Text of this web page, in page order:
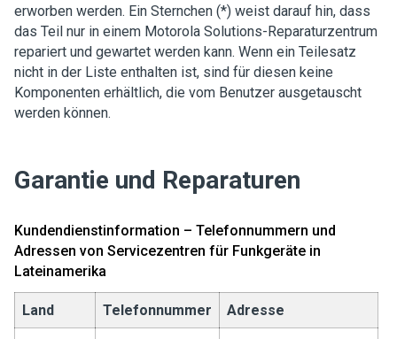
erworben werden. Ein Sternchen (*) weist darauf hin, dass
das Teil nur in einem Motorola Solutions-Reparaturzentrum
repariert und gewartet werden kann. Wenn ein Teilesatz
nicht in der Liste enthalten ist, sind für diesen keine
Komponenten erhältlich, die vom Benutzer ausgetauscht
werden können.
Garantie und Reparaturen
Kundendienstinformation – Telefonnummern und
Adressen von Servicezentren für Funkgeräte in
Lateinamerika
Land Telefonnummer Adresse